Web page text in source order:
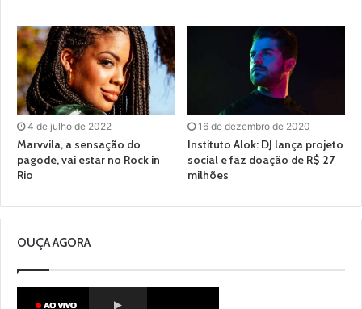
4 de julho de 2022
Marvvila, a sensação do
pagode, vai estar no Rock in
Rio
16 de dezembro de 2020
Instituto Alok: DJ lança projeto
social e faz doação de R$ 27
milhões
OUÇA AGORA